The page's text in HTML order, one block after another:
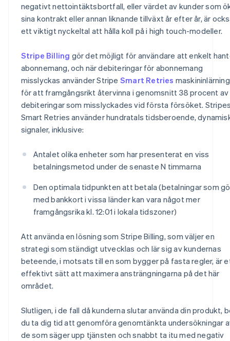
negativt nettointäktsbortfall, eller värdet av kunder som
sina kontrakt eller annan liknande tillväxt år efter år, är
ett viktigt nyckeltal att hålla koll på i high touch-modeller.
Stripe Billing gör det möjligt för användare att enkelt
abonnemang, och när debiteringar för abonnemang
misslyckas använder Stripe Smart Retries maskininlärning
för att framgångsrikt återvinna i genomsnitt 38 procent
debiteringar som misslyckades vid första försöket.
Smart Retries använder hundratals tidsberoende,
signaler, inklusive:
Antalet olika enheter som har presenterat en viss
betalningsmetod under de senasteN timmarna
Den optimala tidpunkten att betala (betalningar som
med bankkort i vissa länder kan vara något mer
framgångsrika kl. 12:01 i lokala tidszoner)
Att använda en lösning som Stripe Billing, som väljer en
strategi som ständigt utvecklas och lär sig av kundernas
beteende, i motsats till en som bygger på fasta regler, är
effektivt sätt att maximera ansträngningarna på det här
området.
Slutligen, i de fall då kunderna slutar använda din produkt,
du ta dig tid att genomföra genomtänkta undersökningar
de som säger upp tjänsten och snabbt ta itu med negativ